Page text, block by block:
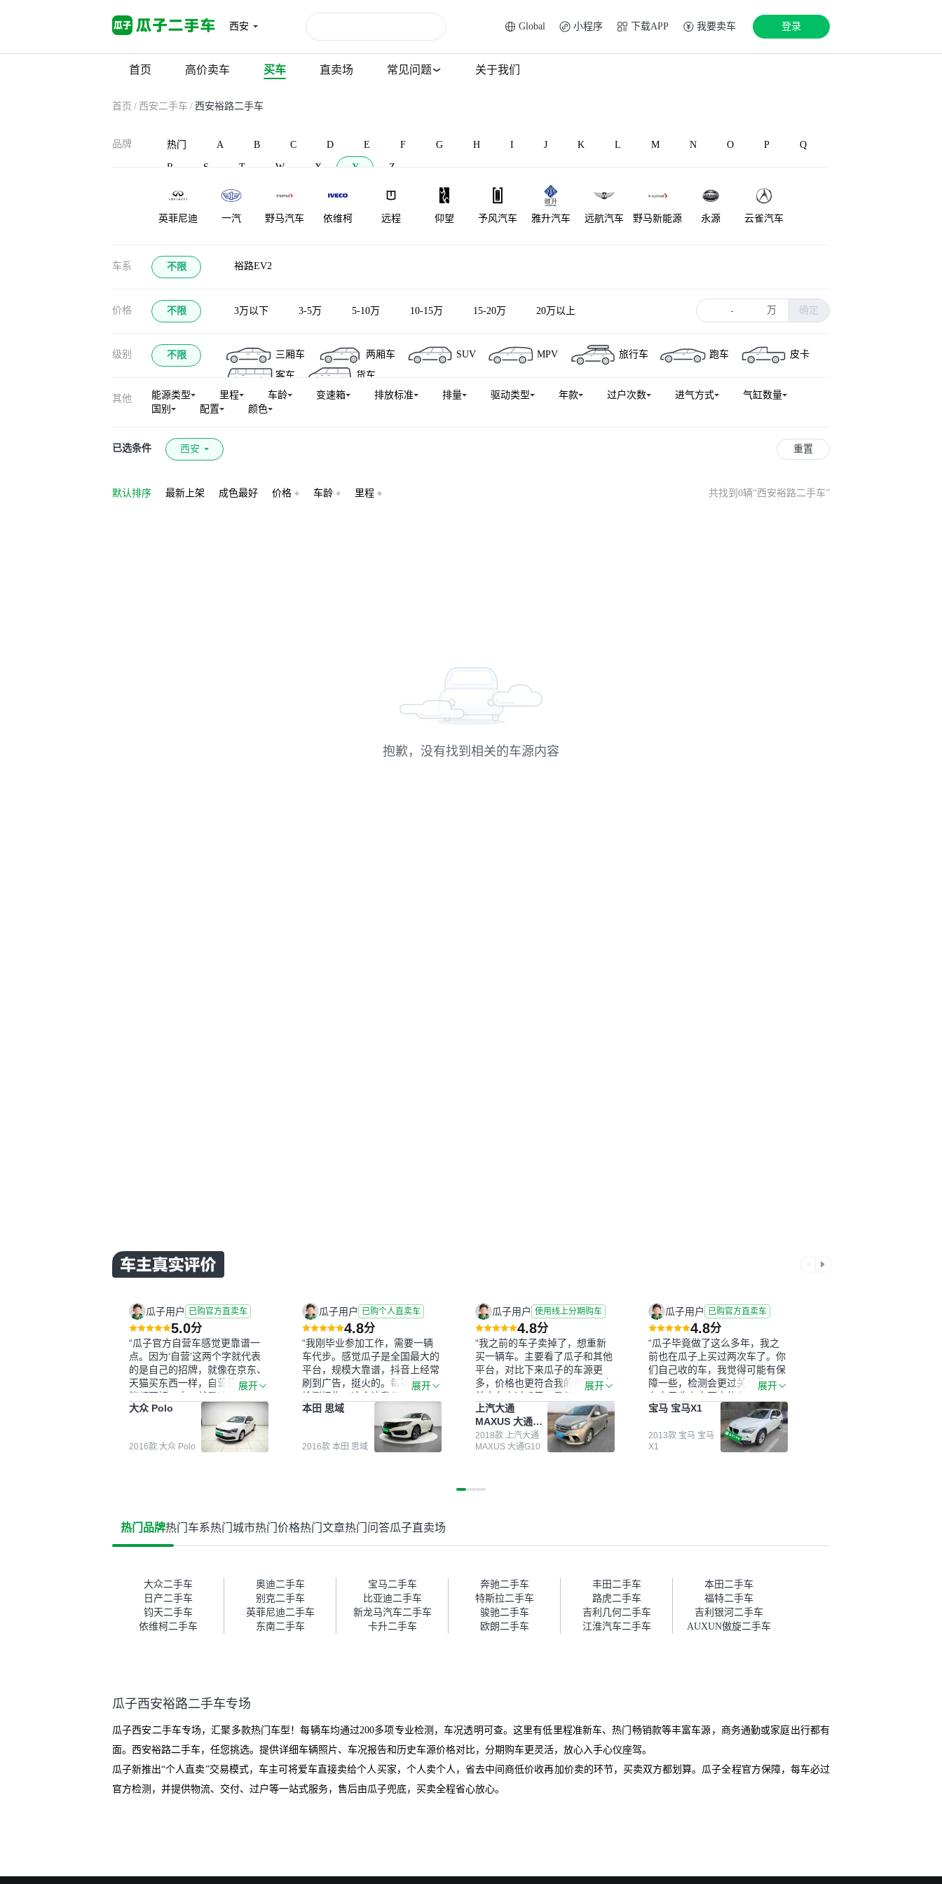
西安 Global 小程序 下载APP 我要卖车 登录
首页 高价卖车 买车 直卖场 常见问题 关于我们
首页 / 西安二手车 / 西安裕路二手车
品牌 热门 A B C D E F G H I J K L M N O P Q
R S T W X Y Z
英菲尼迪 一汽 野马汽车 依维柯 远程 仰望 予风汽车 雅升汽车 远航汽车 野马新能源 永源 云雀汽车
御捷 宇通客车
车系 不限 裕路EV2
价格 不限 3万以下 3-5万 5-10万 10-15万 15-20万 20万以上 - 万 确定
级别 不限 三厢车 两厢车 SUV MPV 旅行车 跑车
皮卡
客车
货车
其他 能源类型 里程 车龄 变速箱 排放标准 排量 驱动类型 年款 过户次数 进气方式
气缸数量
国别
配置 颜色
已选条件 西安 重置
默认排序 最新上架 成色最好 价格 车龄 里程 共找到0辆“西安裕路二手车”
抱歉，没有找到相关的车源内容
瓜子用户 已购官方直卖车
5.0分
“瓜子官方自营车感觉更靠谱一
点。因为‘自营’这两个字就代表
的是自己的招牌，就像在京东、
天猫买东西一样，自营的东西可
能都要好一点。就是这种刻板印
象吧。一开始买二手车的时候，
我确实有担心过事故车、泡水车
这些问题。瓜子的检测报告其实
并不能完全打消顾虑，因为我也
果跟你们的报告是符合的，所以
这次车况没问题。购车流程挺快
车。去之前我提前跟交接人员说
好，到了之后要当着我的面再做
一次复检，你们也安排了师傅，
服务可以，速度很快。体验下来
自营车的感觉是要比个人车好一
我协商，主动权在平台手里。”
展开
大众 Polo
2016款 大众 Polo
瓜子用户 已购个人直卖车
4.8分
“我刚毕业参加工作，需要一辆
车代步。感觉瓜子是全国最大的
平台，规模大靠谱，抖音上经常
刷到广告，挺火的。每辆车都有
检测报告，这个让我很放心。去
外面买车全凭卖家一张嘴，不敢
买。我买了本田思域，白色，过
户次数少，公里数符合，虽然价
格比我心理预期略高一点，但瓜
价格比车商那便宜，车况也有检
展开
本田 思域
2016款 本田 思域
瓜子用户 使用线上分期购车
4.8分
“我之前的车子卖掉了，想重新
买一辆车。主要看了瓜子和其他
平台，对比下来瓜子的车源更
多，价格也更符合我的预期。之
前卖车来过瓜子，虽然价格没谈
成，但APP一直留着。瓜子毕竟
是大平台，整体印象还好。我最
终买了一台上汽大通，18年的
车，公里数9万多，符合我的要
捷，其他平台的分期需要到当地
障。”
展开
上汽大通
MAXUS 大通
G10
2018款 上汽大通
MAXUS 大通G10
瓜子用户 已购官方直卖车
4.8分
“瓜子毕竟做了这么多年，我之
前也在瓜子上买过两次车了。你
们自己收的车，我觉得可能有保
障一些，检测会更过关一些。平
台自己收上来再卖的车，应该更
可靠。我买的是宝马X1，主要看
中它的价格和公里数比较合适。
另外，瓜子承诺无火烧、无事
故、无泡水、无调表，在平台自
帮我谈价。自营车我讲过价，最
后是通过花一块钱买优惠券的方
式，便宜了800块钱成交。”
展开
宝马 宝马X1
2013款 宝马 宝马
X1
热门品牌热门车系热门城市热门价格热门文章热门问答瓜子直卖场
大众二手车 奥迪二手车 宝马二手车 奔驰二手车 丰田二手车
本田二手车
日产二手车
别克二手车 比亚迪二手车 特斯拉二手车 路虎二手车
福特二手车
钧天二手车
英菲尼迪二手车 新龙马汽车二手车 骏驰二手车 吉利几何二手车
吉利银河二手车
依维柯二手车
东南二手车 卡升二手车 欧朗二手车 江淮汽车二手车 AUXUN傲旋二手车
瓜子西安裕路二手车专场
瓜子西安二手车专场，汇聚多款热门车型！每辆车均通过200多项专业检测，车况透明可查。这里有低里程准新车、热门畅销款等丰富车源，商务通勤或家庭出行都有
面。西安裕路二手车，任您挑选。提供详细车辆照片、车况报告和历史车源价格对比，分期购车更灵活，放心入手心仪座驾。
瓜子新推出“个人直卖”交易模式，车主可将爱车直接卖给个人买家，个人卖个人，省去中间商低价收再加价卖的环节，买卖双方都划算。瓜子全程官方保障，每车必过
官方检测，并提供物流、交付、过户等一站式服务，售后由瓜子兜底，买卖全程省心放心。